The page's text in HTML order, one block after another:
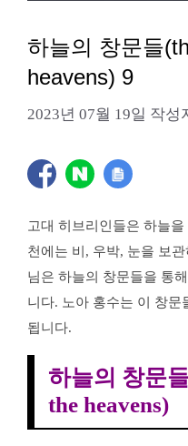
하늘의 창문들
heavens) 9
2023년 07월 19일 작성
고대 히브리인들은 하늘
천에는 비, 우박, 눈을 보
님은 하늘의 창문들을 통
니다. 노아 홍수는 이 창문
됩니다.
하늘의 창문
the heavens)